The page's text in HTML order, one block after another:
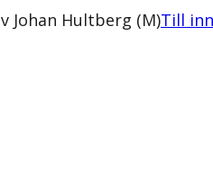
Johan Hultberg (M)Till